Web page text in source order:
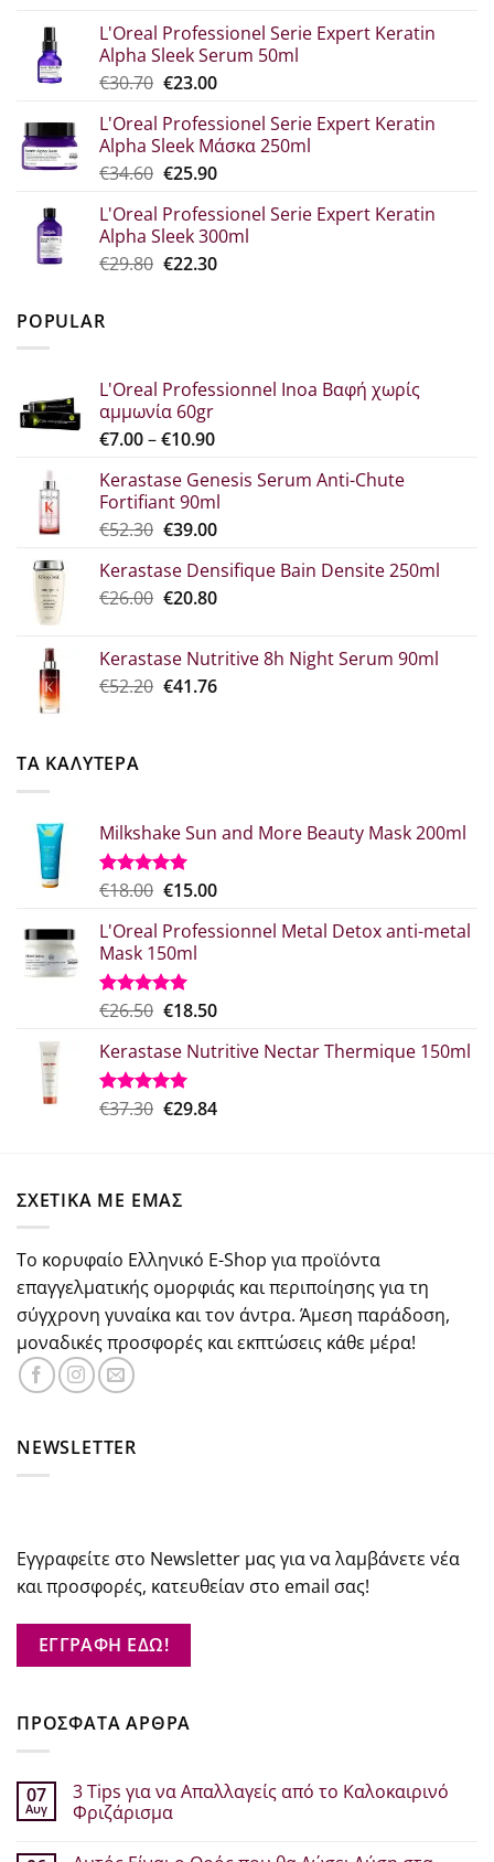
was:
€44.80.
τιμή
είναι:
€33.60.
L'Oreal Professionel Serie Expert Keratin
Alpha Sleek Serum 50ml
€30.70 Original
was:
€30.70.
€23.00Η
τιμή
είναι:
€23.00.
L'Oreal Professionel Serie Expert Keratin
Alpha Sleek Μάσκα 250ml
€34.60 Original
was:
€34.60.
€25.90Η
τιμή
είναι:
€25.90.
L'Oreal Professionel Serie Expert Keratin
Alpha Sleek 300ml
€29.80 Original
€22.30Η
POPULAR
L'Oreal Professionnel Inoa Βαφή χωρίς
αμμωνία 60gr
€7.00–€10.90Price
€7.00
through
€10.90
Kerastase Genesis Serum Anti-Chute
Fortifiant 90ml
€52.30 Original
was:
€52.30.
€39.00Η
τιμή
είναι:
Kerastase Densifique Bain Densite 250ml
€26.00 Original
€26.00.
€20.80Η
είναι:
€20.80.
Kerastase Nutritive 8h Night Serum 90ml
€52.20 Original
€41.76Η
ΤΑ ΚΑΛΥΤΕΡΑ
Milkshake Sun and More Beauty Mask 200ml
Βαθμολογήθηκε
από 5
€18.00 Original
was:
€18.00.
€15.00Η
τιμή
L'Oreal Professionnel Metal Detox anti-metal
Mask 150ml
Βαθμολογήθηκε
από 5
€26.50 Original
was:
€26.50.
€18.50Η
τιμή
€18.50.
Kerastase Nutritive Nectar Thermique 150ml
Βαθμολογήθηκε
€37.30 Original
€29.84Η
ΣΧΕΤΙΚΑ ΜΕ ΕΜΑΣ
Το κορυφαίο Ελληνικό E-Shop για προϊόντα
επαγγελματικής ομορφιάς και περιποίησης για τη
σύγχρονη γυναίκα και τον άντρα. Άμεση παράδοση,
μοναδικές προσφορές και εκπτώσεις κάθε μέρα!
NEWSLETTER
Εγγραφείτε στο Newsletter μας για να λαμβάνετε νέα
και προσφορές, κατευθείαν στο email σας!
ΕΓΓΡΑΦΗ ΕΔΩ!
ΠΡΟΣΦΑΤΑ ΑΡΘΡΑ
07
Αυγ
3 Tips για να Απαλλαγείς από το Καλοκαιρινό
Φριζάρισμα